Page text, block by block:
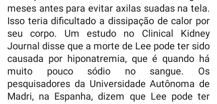
meses antes para evitar axilas suadas na tela.
Isso teria dificultado a dissipação de calor por
seu corpo. Um estudo no Clinical Kidney
Journal disse que a morte de Lee pode ter sido
causada por hiponatremia, que é quando há
muito pouco sódio no sangue. Os
pesquisadores da Universidade Autônoma de
Madri, na Espanha, dizem que Lee pode ter